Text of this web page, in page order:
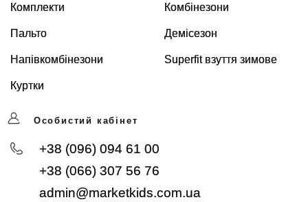
Комплекти
Пальто
Напівкомбінезони
Куртки
Комбінезони
Демісезон
Superfit взуття зимове
Особистий кабінет
+38 (096) 094 61 00
+38 (066) 307 56 76
admin@marketkids.com.ua